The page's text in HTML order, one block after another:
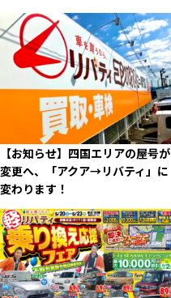
【お知らせ】四国エリアの屋号が
変更へ、「アクア→リバティ」に
変わります！